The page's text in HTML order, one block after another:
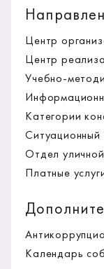
Центр
Центр
Учебно-
Категории
Ситуационный
Отдел
Платные
Календарь